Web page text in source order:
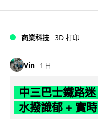
商業科技 3D 打印
Vin 1 日
中三巴士鐵路
水撥識郁 + 實